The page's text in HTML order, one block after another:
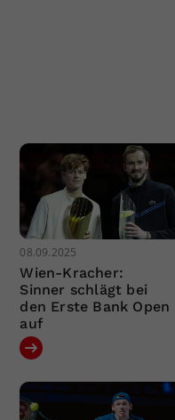
08.09.2025
Wien-Kracher:
Sinner schlägt bei
den Erste Bank Open
auf